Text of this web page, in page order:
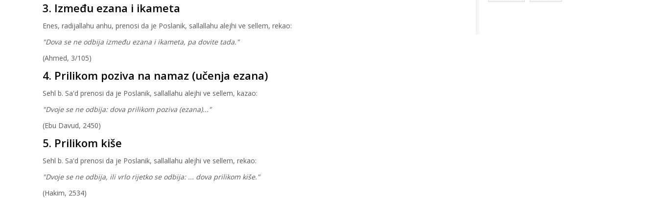
3. Između ezana i ikameta
Enes, radijallahu anhu, prenosi da je Poslanik, sallallahu alejhi ve sellem, rekao:
"Dova se ne odbija između ezana i ikameta, pa dovite tada."
(Ahmed, 3/105)
4. Prilikom poziva na namaz (učenja ezana)
Sehl b. Sa'd prenosi da je Poslanik, sallallahu alejhi ve sellem, kazao:
"Dvoje se ne odbija: dova prilikom poziva (ezana)..."
(Ebu Davud, 2450)
5. Prilikom kiše
Sehl b. Sa'd prenosi da je Poslanik, sallallahu alejhi ve sellem, rekao:
"Dvoje se ne odbija, ili vrlo rijetko se odbija: ... dova prilikom kiše."
(Hakim, 2534)